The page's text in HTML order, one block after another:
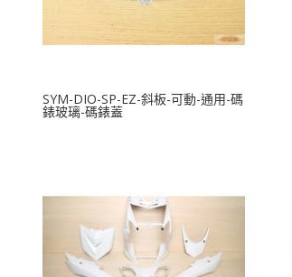
SYM-DIO-SP-EZ-斜板-可動-通用-碼
錶玻璃-碼錶蓋